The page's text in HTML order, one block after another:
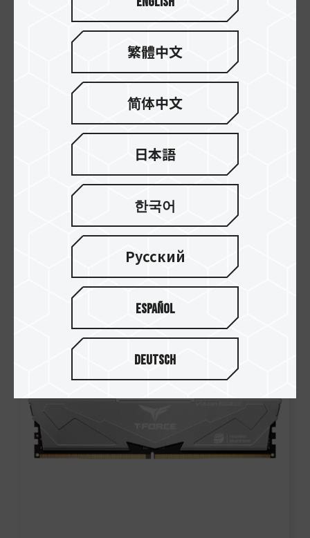
より、製品の適用性と耐久性を効果的に保
証しております。また、この検証技術は台
【2】
質の信頼性をユーザーに提供して致しま
す。T-FORCE VULCAN ECO DDR5 デスク
トップメモリーは12月中旬に北米のAmazon
とNeweggにて先行発売する予定となりま
す。T-FORCEの詳細な販売情報について
は、TEAMGROUPの公式サイトにて最新情
報をご覧ください。
繁體中文
简体中文
日本語
한국어
Русский
Español
Deutsch